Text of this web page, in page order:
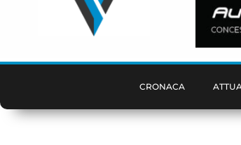
CRONACA